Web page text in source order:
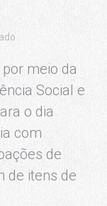
meio da
Social e
o dia
com
de
de itens de